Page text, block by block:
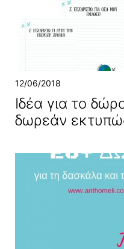
12/06/2018
Ιδέα για το
δωρεάν